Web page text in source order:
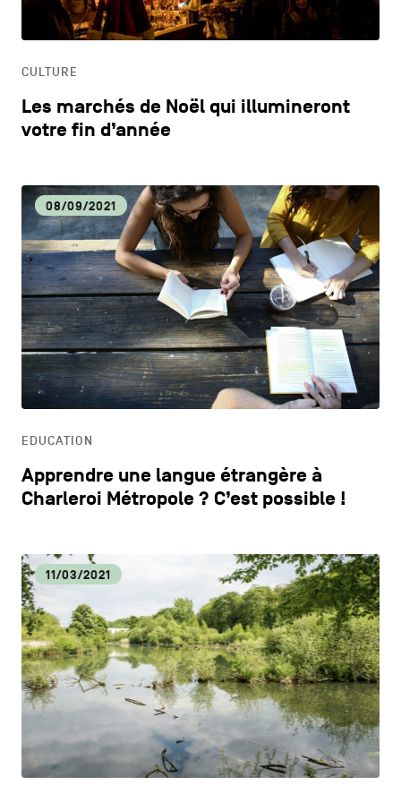
HORECA
CULTURE
Les marchés de Noël qui illumineront
votre fin d’année
08/09/2021
EDUCATION
Apprendre une langue étrangère à
Charleroi Métropole ? C’est possible !
11/03/2021